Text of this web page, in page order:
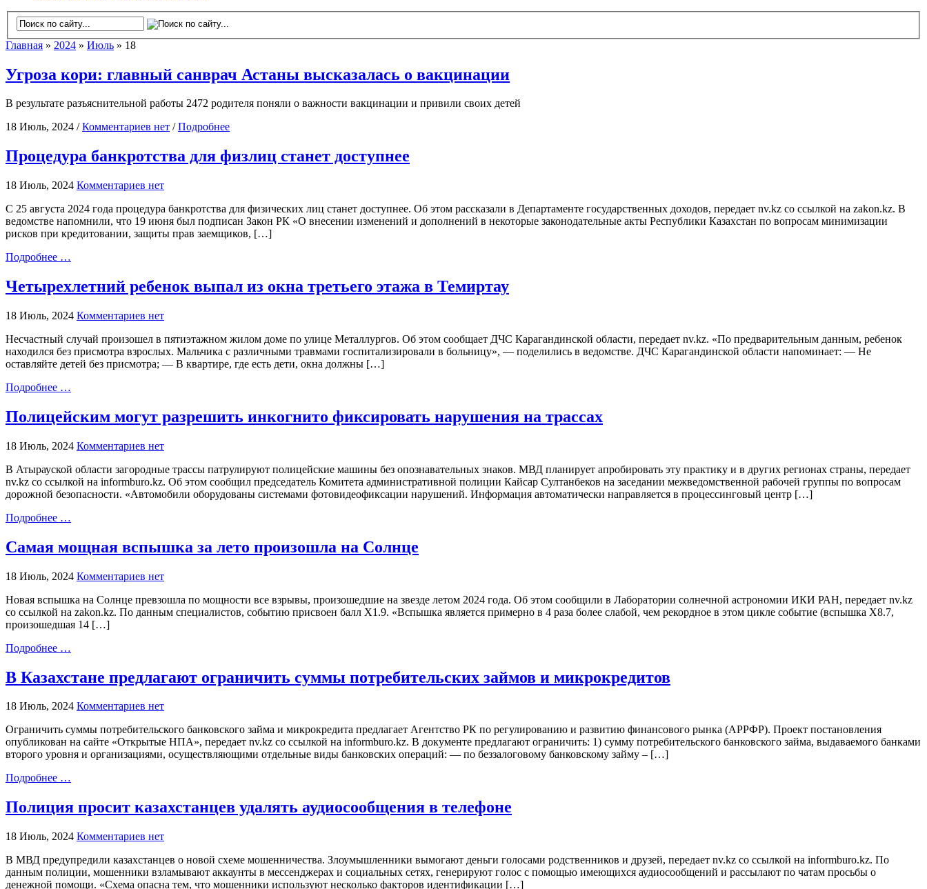
Главная » 2024 » Июль » 18
Угроза кори: главный санврач Астаны высказалась о вакцинации
В результате разъяснительной работы 2472 родителя поняли о важности вакцинации и привили своих детей
18 Июль, 2024 /Комментариев нет /Подробнее
Процедура банкротства для физлиц станет доступнее
18 Июль, 2024 Комментариев нет
С 25 августа 2024 года процедура банкротства для физических лиц станет доступнее. Об этом рассказали в Департаменте государственных доходов, передает nv.kz со ссылкой на zakon.kz. В
ведомстве напомнили, что 19 июня был подписан Закон РК «О внесении изменений и дополнений в некоторые законодательные акты Республики Казахстан по вопросам минимизации
рисков при кредитовании, защиты прав заемщиков, […]
Подробнее …
Четырехлетний ребенок выпал из окна третьего этажа в Темиртау
18 Июль, 2024 Комментариев нет
Несчастный случай произошел в пятиэтажном жилом доме по улице Металлургов. Об этом сообщает ДЧС Карагандинской области, передает nv.kz. «По предварительным данным, ребенок
находился без присмотра взрослых. Мальчика с различными травмами госпитализировали в больницу», — поделились в ведомстве. ДЧС Карагандинской области напоминает: — Не
оставляйте детей без присмотра; — В квартире, где есть дети, окна должны […]
Подробнее …
Полицейским могут разрешить инкогнито фиксировать нарушения на трассах
18 Июль, 2024 Комментариев нет
В Атырауской области загородные трассы патрулируют полицейские машины без опознавательных знаков. МВД планирует апробировать эту практику и в других регионах страны, передает
nv.kz со ссылкой на informburo.kz. Об этом сообщил председатель Комитета административной полиции Кайсар Султанбеков на заседании межведомственной рабочей группы по вопросам
дорожной безопасности. «Автомобили оборудованы системами фотовидеофиксации нарушений. Информация автоматически направляется в процессинговый центр […]
Подробнее …
Самая мощная вспышка за лето произошла на Солнце
18 Июль, 2024 Комментариев нет
Новая вспышка на Солнце превзошла по мощности все взрывы, произошедшие на звезде летом 2024 года. Об этом сообщили в Лаборатории солнечной астрономии ИКИ РАН, передает nv.kz
со ссылкой на zakon.kz. По данным специалистов, событию присвоен балл X1.9. «Вспышка является примерно в 4 раза более слабой, чем рекордное в этом цикле событие (вспышка X8.7,
произошедшая 14 […]
Подробнее …
В Казахстане предлагают ограничить суммы потребительских займов и микрокредитов
18 Июль, 2024 Комментариев нет
Ограничить суммы потребительского банковского займа и микрокредита предлагает Агентство РК по регулированию и развитию финансового рынка (АРРФР). Проект постановления
опубликован на сайте «Открытые НПА», передает nv.kz со ссылкой на informburo.kz. В документе предлагают ограничить: 1) сумму потребительского банковского займа, выдаваемого банками
второго уровня и организациями, осуществляющими отдельные виды банковских операций: — по беззалоговому банковскому займу – […]
Подробнее …
Полиция просит казахстанцев удалять аудиосообщения в телефоне
18 Июль, 2024 Комментариев нет
В МВД предупредили казахстанцев о новой схеме мошенничества. Злоумышленники вымогают деньги голосами родственников и друзей, передает nv.kz со ссылкой на informburo.kz. По
данным полиции, мошенники взламывают аккаунты в мессенджерах и социальных сетях, генерируют голос с помощью имеющихся аудиосообщений и рассылают по чатам просьбы о
денежной помощи. «Схема опасна тем, что мошенники используют несколько факторов идентификации […]